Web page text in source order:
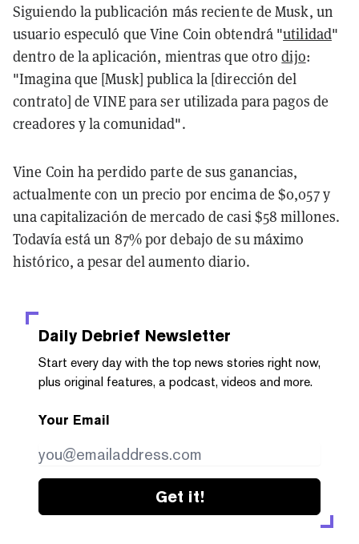
Siguiendo la publicación más reciente de Musk, un
usuario especuló que Vine Coin obtendrá "utilidad"
dentro de la aplicación, mientras que otrodijo:
"Imagina que [Musk] publica la [dirección del
contrato] de VINE para ser utilizada para pagos de
creadores y la comunidad".
Vine Coin ha perdido parte de sus ganancias,
actualmente con un precio por encima de $0,057 y
una capitalización de mercado de casi $58 millones.
Todavía está un 87% por debajo de su máximo
histórico, a pesar del aumento diario.
Daily Debrief Newsletter
Start every day with the top news stories right now,
plus original features, a podcast, videos and more.
Your Email
Get it!